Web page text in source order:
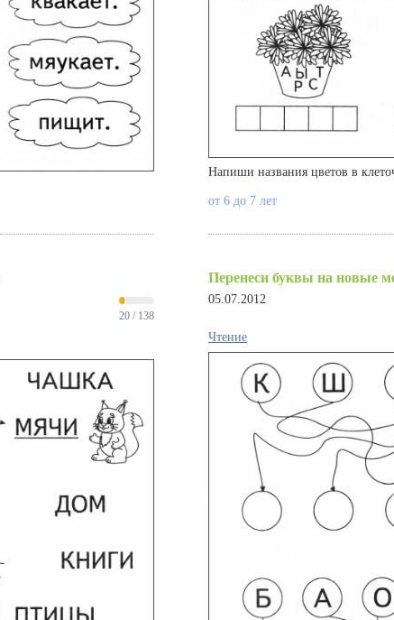
Напиши названия цветов в
от 6 до 7 лет
20 / 138
Перенеси буквы на новые
05.07.2012
Чтение